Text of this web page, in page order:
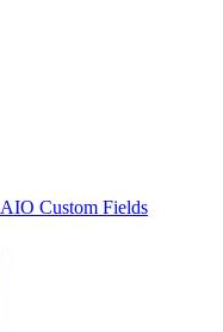
AIO Custom Fields